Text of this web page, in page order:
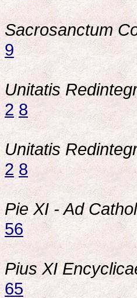
Sacrosanctum
9
Unitatis
2 8
Unitatis
2 8
Pie XI - Ad
56
Pius XI
65